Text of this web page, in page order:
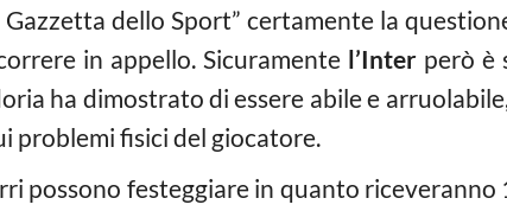
Gazzetta dello Sport” certamente la
in appello. Sicuramente l’Inter però è
ha dimostrato di essere abile e
problemi fisici del giocatore.
possono festeggiare in quanto riceveranno